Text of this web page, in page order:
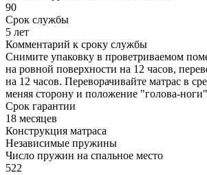
90
Срок службы
5 лет
Комментарий к сроку службы
Снимите упаковку в проветриваемом
на ровной поверхности на 12 часов,
на 12 часов. Переворачивайте матрас в
меняя сторону и положение "голова-
Срок гарантии
18 месяцев
Конструкция матраса
Независимые пружины
Число пружин на спальное место
522